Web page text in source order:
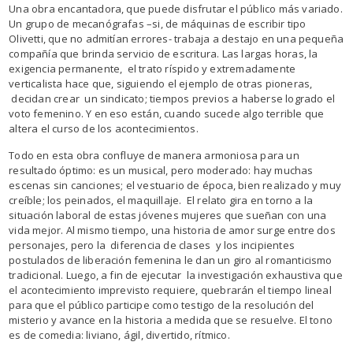
Una obra encantadora, que puede disfrutar el público más variado.
Un grupo de mecanógrafas –si, de máquinas de escribir tipo
Olivetti, que no admitían errores- trabaja a destajo en una pequeña
compañía que brinda servicio de escritura. Las largas horas, la
exigencia permanente, el trato ríspido y extremadamente
verticalista hace que, siguiendo el ejemplo de otras pioneras,
decidan crear un sindicato; tiempos previos a haberse logrado el
voto femenino. Y en eso están, cuando sucede algo terrible que
altera el curso de los acontecimientos.
Todo en esta obra confluye de manera armoniosa para un
resultado óptimo: es un musical, pero moderado: hay muchas
escenas sin canciones; el vestuario de época, bien realizado y muy
creíble; los peinados, el maquillaje. El relato gira en torno a la
situación laboral de estas jóvenes mujeres que sueñan con una
vida mejor. Al mismo tiempo, una historia de amor surge entre dos
personajes, pero la diferencia de clases y los incipientes
postulados de liberación femenina le dan un giro al romanticismo
tradicional. Luego, a fin de ejecutar la investigación exhaustiva que
el acontecimiento imprevisto requiere, quebrarán el tiempo lineal
para que el público participe como testigo de la resolución del
misterio y avance en la historia a medida que se resuelve. El tono
es de comedia: liviano, ágil, divertido, rítmico.